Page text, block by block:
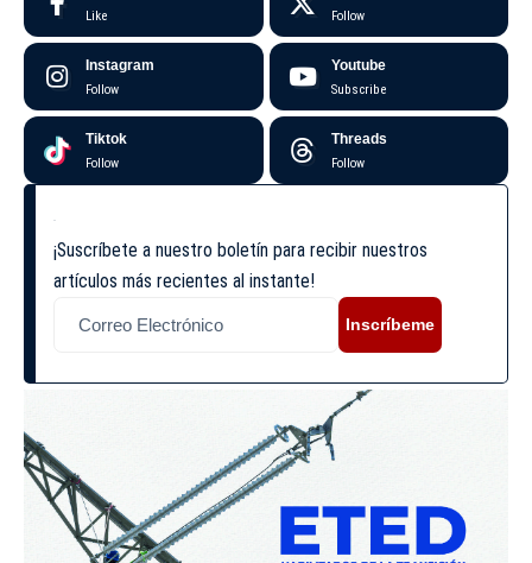
Like Follow
Instagram
Follow
Youtube
Subscribe
Tiktok
Follow
Threads
Follow
¡Suscríbete a nuestro boletín para recibir nuestros
artículos más recientes al instante!
Inscríbeme